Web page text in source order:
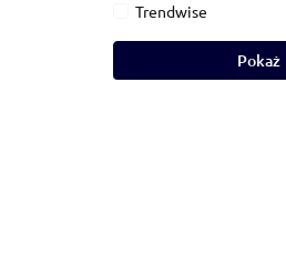
Trendwise
Pokaż